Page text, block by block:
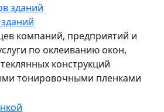
компаний, предприятий и
по оклеиванию окон,
конструкций
тонировочными пленками